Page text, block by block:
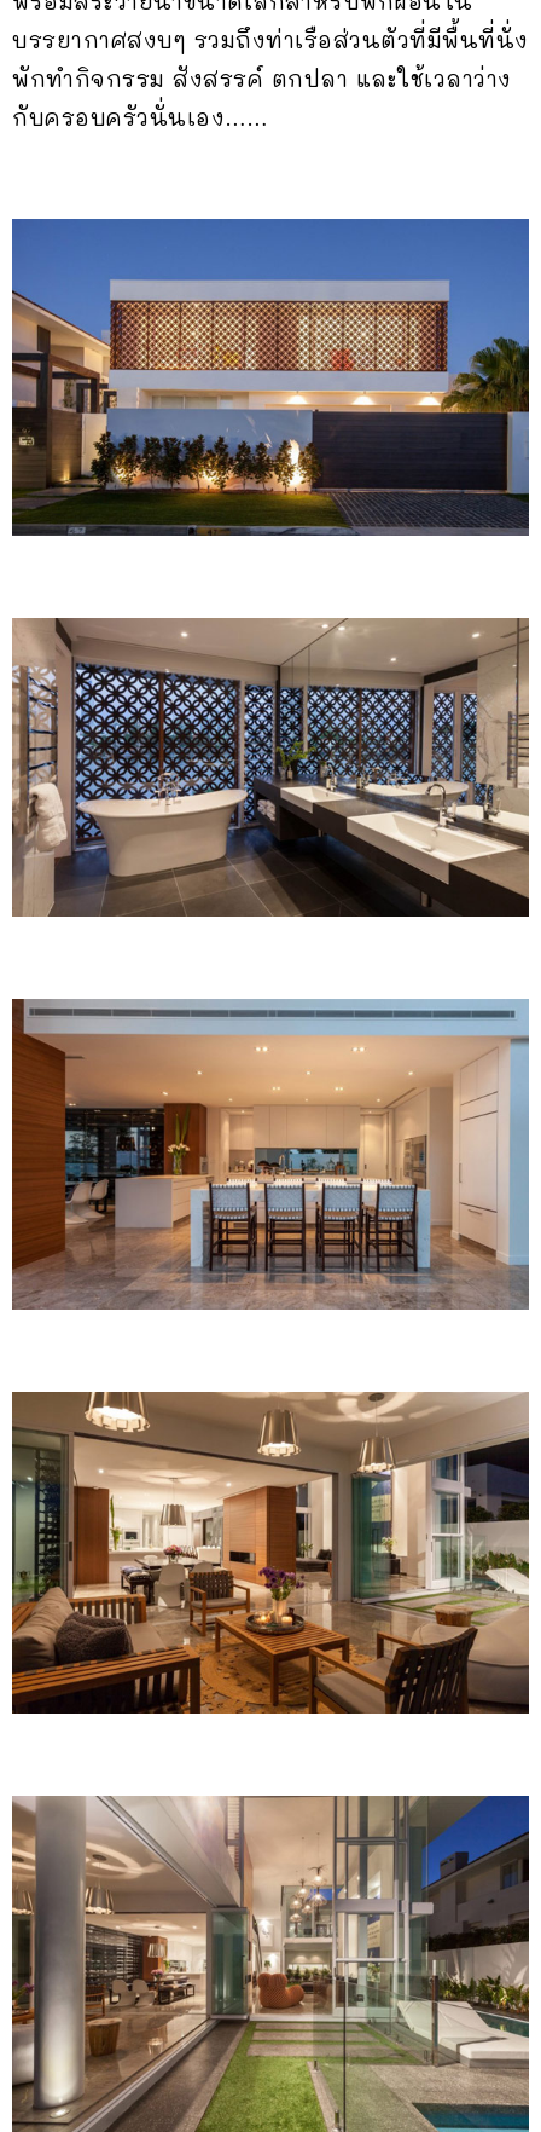
บรรยากาศสงบๆ รวมถึงท่าเรือส่วนตัวที่มีพื้นที่นั่ง
พักทำกิจกรรม สังสรรค์ ตกปลา และใช้เวลาว่าง
กับครอบครัวนั่นเอง……